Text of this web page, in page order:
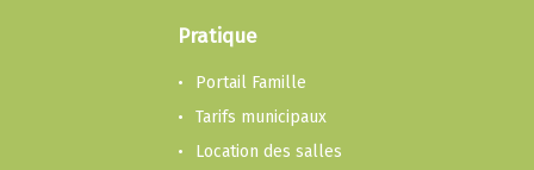
Pratique
Portail Famille
Tarifs municipaux
Location des salles